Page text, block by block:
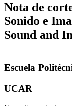
Nota de
Sonido e
Sound and
Escuela
UCAR